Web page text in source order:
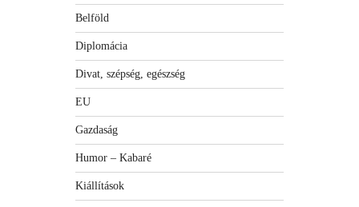
Belföld
Diplomácia
Divat, szépség, egészség
EU
Gazdaság
Humor – Kabaré
Kiállítások